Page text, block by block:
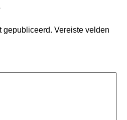
gepubliceerd. Vereiste velden